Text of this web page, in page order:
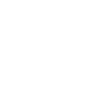
poza nią już
co obejrzeć
inteligentne
znakomicie,